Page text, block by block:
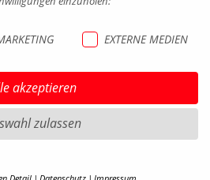
EXTERNE MEDIEN
akzeptieren
zulassen